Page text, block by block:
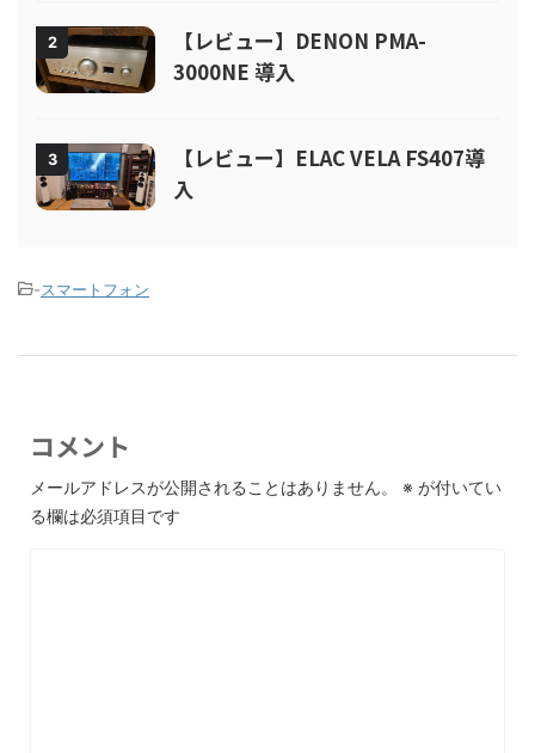
2
【レビュー】DENON PMA-
3000NE 導入
3
【レビュー】ELAC VELA FS407導
入
-スマートフォン
コメント
メールアドレスが公開されることはありません。 ※ が付いてい
る欄は必須項目です